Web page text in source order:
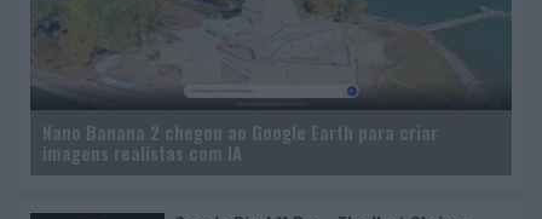
Nano Banana 2 chegou ao Google Earth para criar
imagens realistas com IA